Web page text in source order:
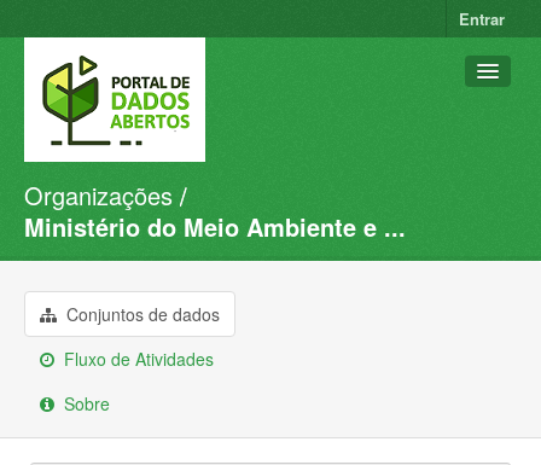
Entrar
Conjuntos de dados
Organizações
Sobre
Organizações
Ministério do Meio Ambiente e ...
Conjuntos de dados
Fluxo de Atividades
Sobre